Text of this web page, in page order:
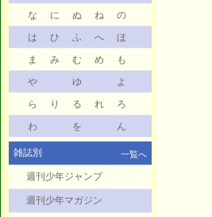
な
に ぬ ね
の
は
ひ ふ へ
ほ
ま
み む め
も
や
ゆ
よ
ら
り る れ
ろ
わ
を ん
雑誌別 一覧へ
週刊少年ジャンプ
週刊少年マガジン